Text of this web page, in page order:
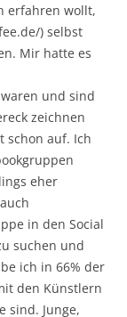
erfahren wollt,
) selbst
Mir hatte es
und sind
zeichnen
schon auf. Ich
eher
in den Social
suchen und
ich in 66% der
den Künstlern
sind. Junge,